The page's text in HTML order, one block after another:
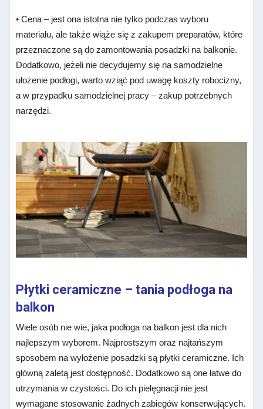
• Cena – jest ona istotna nie tylko podczas wyboru
materiału, ale także wiąże się z zakupem preparatów, które
przeznaczone są do zamontowania posadzki na balkonie.
Dodatkowo, jeżeli nie decydujemy się na samodzielne
ułożenie podłogi, warto wziąć pod uwagę koszty robocizny,
a w przypadku samodzielnej pracy – zakup potrzebnych
narzędzi.
Płytki ceramiczne – tania podłoga na
balkon
Wiele osób nie wie, jaka podłoga na balkon jest dla nich
najlepszym wyborem. Najprostszym oraz najtańszym
sposobem na wyłożenie posadzki są płytki ceramiczne. Ich
główną zaletą jest dostępność. Dodatkowo są one łatwe do
utrzymania w czystości. Do ich pielęgnacji nie jest
wymagane stosowanie żadnych zabiegów konserwujących.